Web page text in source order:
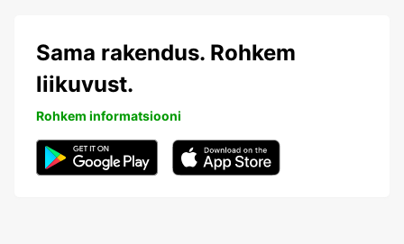
Sama rakendus. Rohkem
liikuvust.
Rohkem informatsiooni